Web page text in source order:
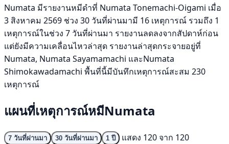
Numata มีรายงานหมีดำที่ Numata Tonemachi-Oigami เมื่อ
3 สิงหาคม 2569 ช่วง 30 วันที่ผ่านมามี 16 เหตุการณ์ รวมถึง 1
เหตุการณ์ในช่วง 7 วันที่ผ่านมา รายงานลดลงจากสัปดาห์ก่อน
แต่ยังมีความเคลื่อนไหวล่าสุด รายงานล่าสุดกระจายอยู่ที่
Numata, Numata Sayamamachi และNumata
Shimokawadamachi พื้นที่นี้มีบันทึกเหตุการณ์สะสม 230
เหตุการณ์
แผนที่เหตุการณ์หมีNumata
7 วันที่ผ่านมา 30 วันที่ผ่านมา 1 ปี
แสดง 120 จาก 120